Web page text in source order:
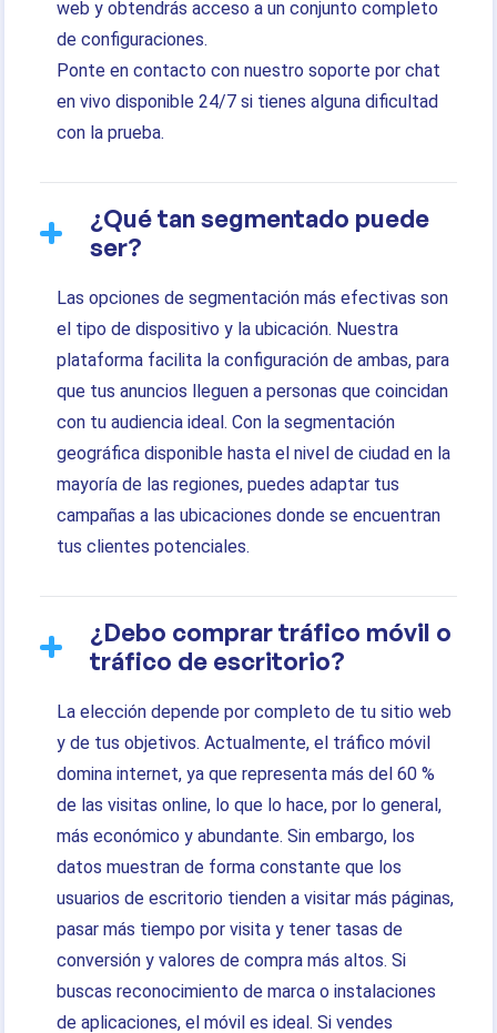
web y obtendrás acceso a un conjunto completo
de configuraciones.
Ponte en contacto con nuestro soporte por chat
en vivo disponible 24/7 si tienes alguna dificultad
con la prueba.
¿Qué tan segmentado puede
ser?
Las opciones de segmentación más efectivas son
el tipo de dispositivo y la ubicación. Nuestra
plataforma facilita la configuración de ambas, para
que tus anuncios lleguen a personas que coincidan
con tu audiencia ideal. Con la segmentación
geográfica disponible hasta el nivel de ciudad en la
mayoría de las regiones, puedes adaptar tus
campañas a las ubicaciones donde se encuentran
tus clientes potenciales.
¿Debo comprar tráfico móvil o
tráfico de escritorio?
La elección depende por completo de tu sitio web
y de tus objetivos. Actualmente, el tráfico móvil
domina internet, ya que representa más del 60 %
de las visitas online, lo que lo hace, por lo general,
más económico y abundante. Sin embargo, los
datos muestran de forma constante que los
usuarios de escritorio tienden a visitar más páginas,
pasar más tiempo por visita y tener tasas de
conversión y valores de compra más altos. Si
buscas reconocimiento de marca o instalaciones
de aplicaciones, el móvil es ideal. Si vendes